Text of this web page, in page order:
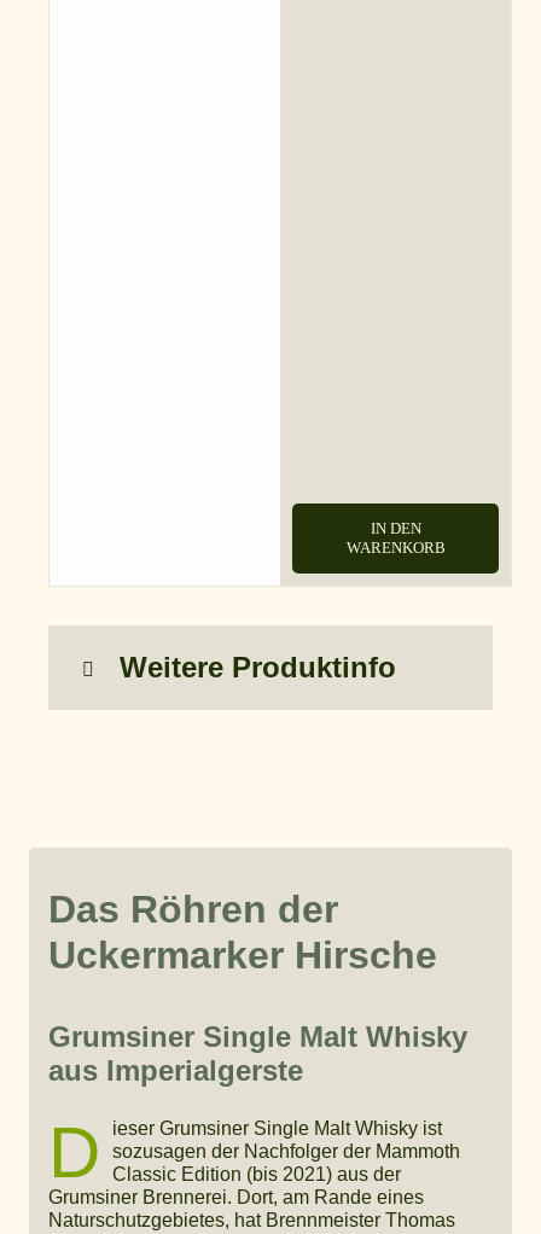
IN DEN
WARENKORB
Weitere Produktinfo
Das Röhren der
Uckermarker Hirsche
Grumsiner Single Malt Whisky
aus Imperialgerste
D
ieser Grumsiner Single Malt Whisky ist
sozusagen der Nachfolger der Mammoth
Classic Edition (bis 2021) aus der
Grumsiner Brennerei. Dort, am Rande eines
Naturschutzgebietes, hat Brennmeister Thomas